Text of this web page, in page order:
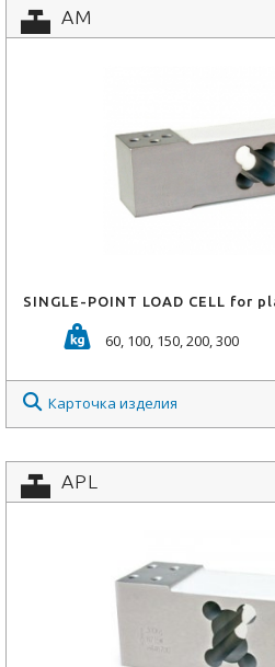
AM
SINGLE-POINT LOAD CELL for
60, 100, 150, 200, 300
Карточка изделия
APL